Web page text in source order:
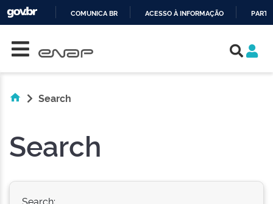
COMUNICA BR ACESSO À INFORMAÇÃO
Search
Search
Search: